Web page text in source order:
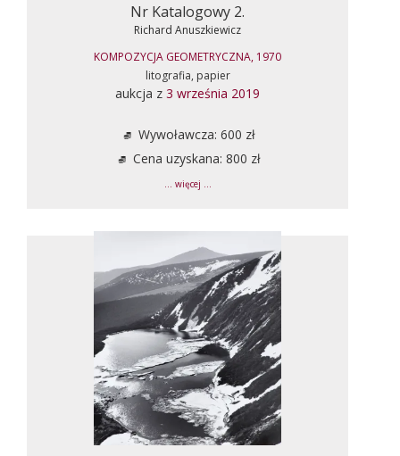
Nr Katalogowy 2.
Richard Anuszkiewicz
KOMPOZYCJA GEOMETRYCZNA, 1970
litografia, papier
aukcja z 3 września 2019
Wywoławcza: 600 zł
Cena uzyskana: 800 zł
... więcej ...